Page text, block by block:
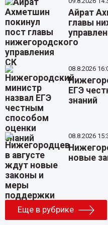
Айрат
главы
08.8.2026
ЕГЭ
знаний
08.8.2026
новые
Еще в рубрике